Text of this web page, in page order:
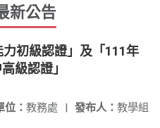
新公告
力初級認證」及「111年
級認證」
發布人： 教學組
位： 教務處 |